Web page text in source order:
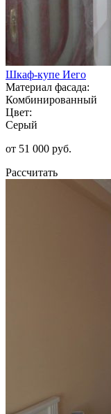
Шкаф-купе Иего
Материал фасада:
Комбинированный
Цвет:
Серый
от 51 000 руб.
Рассчитать